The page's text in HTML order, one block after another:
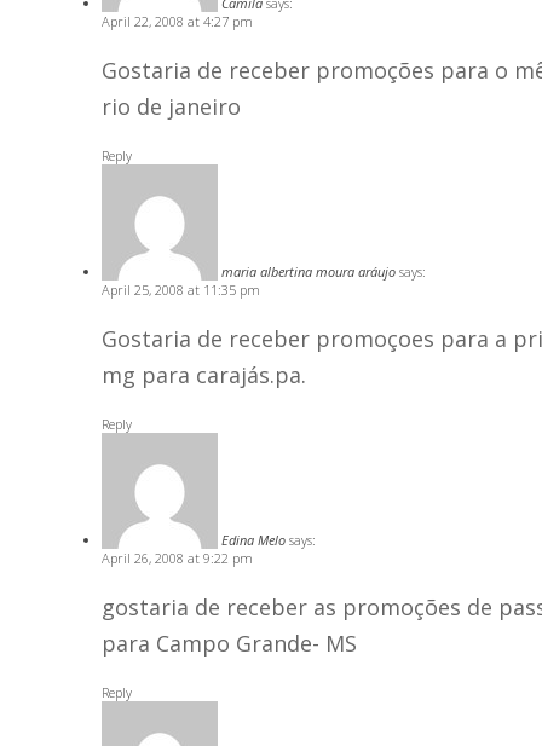
April 22, 2008 at 4:27 pm
Gostaria de receber promoções para o
rio de janeiro
Reply
maria albertina moura aráujo says:
April 25, 2008 at 11:35 pm
Gostaria de receber promoçoes para a
mg para carajás.pa.
Reply
Edina Melo says:
April 26, 2008 at 9:22 pm
gostaria de receber as promoções de
para Campo Grande- MS
Reply